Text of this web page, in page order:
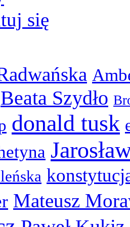
się
Beata Szydło
donald tusk
Mateusz